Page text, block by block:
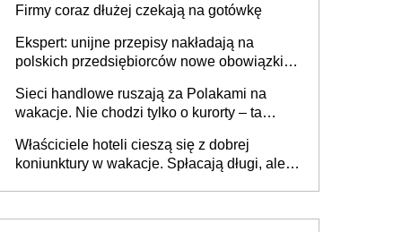
Firmy coraz dłużej czekają na gotówkę
Ekspert: unijne przepisy nakładają na
polskich przedsiębiorców nowe obowiązki w
Sieci handlowe ruszają za Polakami na
wakacje. Nie chodzi tylko o kurorty – ta
tam, gdzie wielu spędzi urlop po cichu
Właściciele hoteli cieszą się z dobrej
koniunktury w wakacje. Spłacają długi, ale